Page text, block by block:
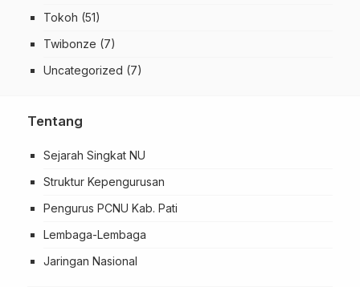
Tokoh (51)
Twibonze (7)
Uncategorized (7)
Tentang
Sejarah Singkat NU
Struktur Kepengurusan
Pengurus PCNU Kab. Pati
Lembaga-Lembaga
Jaringan Nasional